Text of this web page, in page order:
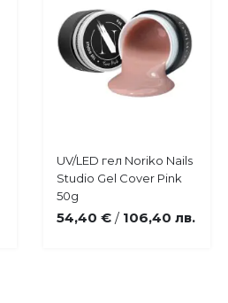
Добави
в
Купи
UV/LED гел Noriko Nails
Studio Gel Cover Pink
50g
54,40 € / 106,40 лв.